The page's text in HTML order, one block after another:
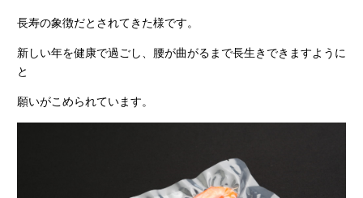
長寿の象徴だとされてきた様です。
新しい年を健康で過ごし、腰が曲がるまで長生きできますように
と
願いがこめられています。